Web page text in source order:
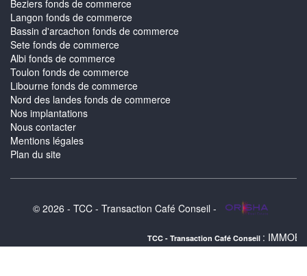
Beziers fonds de commerce
Langon fonds de commerce
Bassin d'arcachon fonds de commerce
Sete fonds de commerce
Albi fonds de commerce
Toulon fonds de commerce
Libourne fonds de commerce
Nord des landes fonds de commerce
Nos implantations
Nous contacter
Mentions légales
Plan du site
© 2026 - TCC - Transaction Café Conseil -
TCC - Transaction Café Conseil: IMMOBILIER